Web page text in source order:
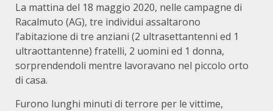
La mattina del 18 maggio 2020, nelle campagne di
Racalmuto (AG), tre individui assaltarono
l’abitazione di tre anziani (2 ultrasettantenni ed 1
ultraottantenne) fratelli, 2 uomini ed 1 donna,
sorprendendoli mentre lavoravano nel piccolo orto
di casa.
Furono lunghi minuti di terrore per le vittime,